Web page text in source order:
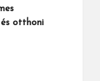
otthoni